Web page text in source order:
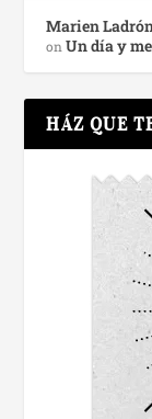
Marien
onUn día y
HÁZ QUE